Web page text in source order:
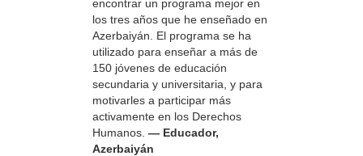
encontrar un programa mejor en
los tres años que he enseñado en
Azerbaiyán. El programa se ha
utilizado para enseñar a más de
150 jóvenes de educación
secundaria y universitaria, y para
motivarles a participar más
activamente en los Derechos
Humanos. — Educador,
Azerbaiyán